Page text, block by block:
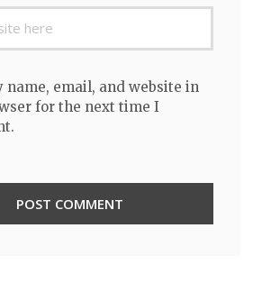
name, email, and website in
for the next time I